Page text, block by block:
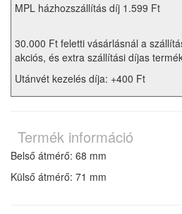
MPL házhozszállítás díj 1.599 Ft
30.000 Ft feletti vásárlásnál a
akciós, és extra szállítási díjas
Utánvét kezelés díja: +400 Ft
Termék információ
Belső átmérő: 68 mm
Külső átmérő: 71 mm